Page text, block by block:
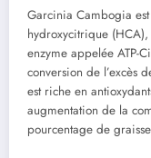
Garcinia Cambogia
hydroxycitrique
enzyme appelée ATP-
conversion de l’excès
est riche en
augmentation de la
pourcentage de